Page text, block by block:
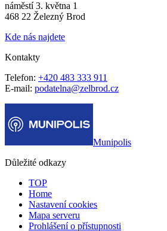
náměstí 3. května 1
468 22 Železný Brod
Kde nás najdete
Kontakty
Telefon: +420 483 333 911
E-mail: podatelna@zelbrod.cz
Munipolis
Důležité odkazy
TOP
Home
Nastavení cookies
Mapa serveru
Prohlášení o přístupnosti